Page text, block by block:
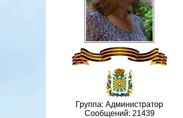
Группа: Администратор
Сообщений: 21439